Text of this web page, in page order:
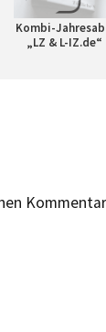
Kombi-
„LZ & L-IZ.de“